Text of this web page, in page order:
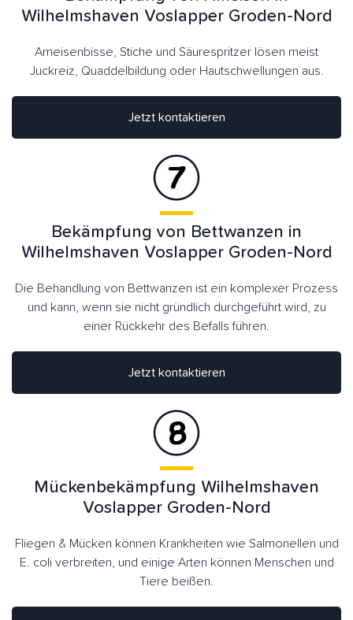
Jetzt kontaktieren
Wilhelmshaven Voslapper Groden-Nord
Ameisenbisse, Stiche und Säurespritzer lösen meist
Juckreiz, Quaddelbildung oder Hautschwellungen aus.
Bekämpfung von Bettwanzen in
Wilhelmshaven Voslapper Groden-Nord
Die Behandlung von Bettwanzen ist ein komplexer Prozess
und kann, wenn sie nicht gründlich durchgeführt wird, zu
einer Rückkehr des Befalls führen.
Jetzt kontaktieren
Mückenbekämpfung Wilhelmshaven
Voslapper Groden-Nord
Fliegen & Mücken können Krankheiten wie Salmonellen und
E. coli verbreiten, und einige Arten können Menschen und
Tiere beißen.